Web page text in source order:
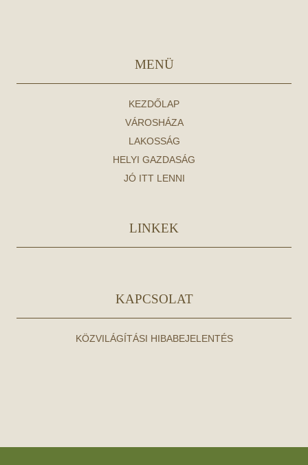
MENÜ
KEZDŐLAP
VÁROSHÁZA
LAKOSSÁG
HELYI GAZDASÁG
JÓ ITT LENNI
LINKEK
KAPCSOLAT
KÖZVILÁGÍTÁSI HIBABEJELENTÉS